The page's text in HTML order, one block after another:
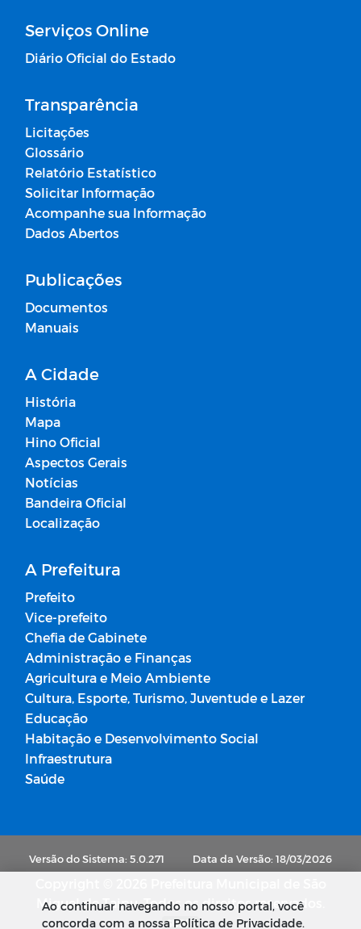
Serviços Online
Diário Oficial do Estado
Transparência
Licitações
Glossário
Relatório Estatístico
Solicitar Informação
Acompanhe sua Informação
Dados Abertos
Publicações
Documentos
Manuais
A Cidade
História
Mapa
Hino Oficial
Aspectos Gerais
Notícias
Bandeira Oficial
Localização
A Prefeitura
Prefeito
Vice-prefeito
Chefia de Gabinete
Administração e Finanças
Agricultura e Meio Ambiente
Cultura, Esporte, Turismo, Juventude e Lazer
Educação
Habitação e Desenvolvimento Social
Infraestrutura
Saúde
Versão do Sistema: 5.0.271 Data da Versão: 18/03/2026
Miguel de Taipu. Todos os direitos reservados.
SUBIR
Ao continuar navegando no nosso portal, você
concorda com a nossa Política de Privacidade.